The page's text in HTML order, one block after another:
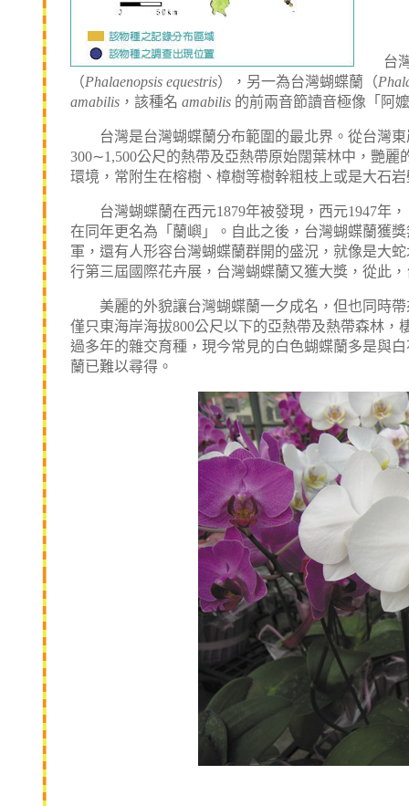
台灣
（Phalaenopsis equestris），另一為台灣蝴蝶蘭（
amabilis ，該種名 amabilis 的前兩音節讀音極像「阿
台灣是台灣蝴蝶蘭分布範圍的最北界。從台灣東
300∼1,500公尺的熱帶及亞熱帶原始闊葉林中，艷麗
環境，常附生在榕樹、樟樹等樹幹粗枝上或是大石
台灣蝴蝶蘭在西元1879年被發現，西元1947年
在同年更名為「蘭嶼」。自此之後，台灣蝴蝶蘭獲
軍，還有人形容台灣蝴蝶蘭群開的盛況，就像是大
行第三屆國際花卉展，台灣蝴蝶蘭又獲大獎，從此
美麗的外貌讓台灣蝴蝶蘭一夕成名，但也同時帶
僅只東海岸海拔800公尺以下的亞熱帶及熱帶森林，
過多年的雜交育種，現今常見的白色蝴蝶蘭多是與
蘭已難以尋得。